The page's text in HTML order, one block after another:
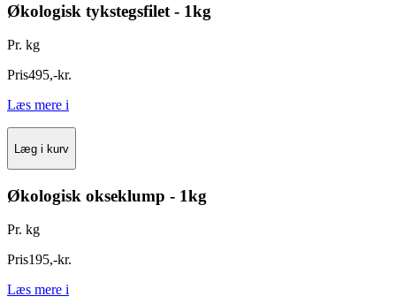
Økologisk tykstegsfilet - 1kg
Pr. kg
Pris495,-kr.
Læs mere i
Læg i kurv
Økologisk okseklump - 1kg
Pr. kg
Pris195,-kr.
Læs mere i